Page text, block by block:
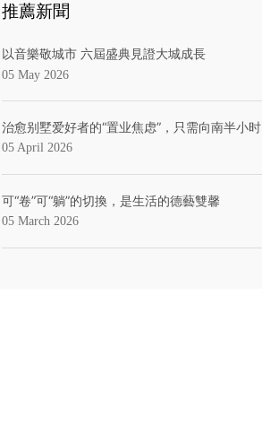
推薦新聞
以音樂敬城市 六屆盛典見證大城成長
05 May 2026
治愈别墅爱好者的“置业焦虑”，只需向南半小时
05 April 2026
可“卷”可“躺”的切換，是生活的德藝雙馨
05 March 2026